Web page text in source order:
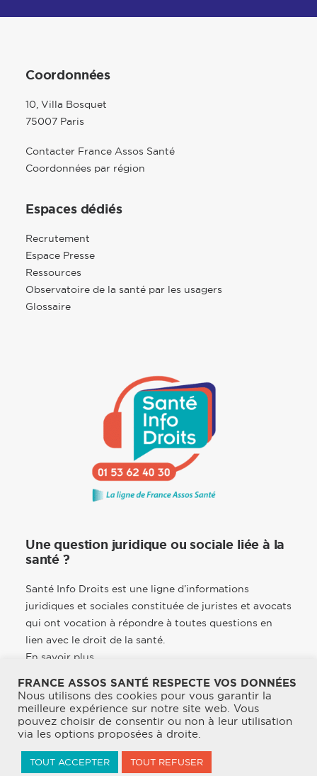
Coordonnées
10, Villa Bosquet
75007 Paris
Contacter France Assos Santé
Coordonnées par région
Espaces dédiés
Recrutement
Espace Presse
Ressources
Observatoire de la santé par les usagers
Glossaire
Une question juridique ou sociale liée à la
santé ?
Santé Info Droits est une ligne d’informations
juridiques et sociales constituée de juristes et avocats
qui ont vocation à répondre à toutes questions en
lien avec le droit de la santé.
En savoir plus
© 2026 France Assos Santé. | Tous droits réservés.
Mentions légales
FRANCE ASSOS SANTÉ RESPECTE VOS DONNÉES
Nous utilisons des cookies pour vous garantir la
meilleure expérience sur notre site web. Vous
pouvez choisir de consentir ou non à leur utilisation
via les options proposées à droite.
TOUT ACCEPTER TOUT REFUSER